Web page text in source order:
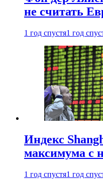
не считать
1 год спустя1 год
Индекс
максимума с
1 год спустя1 год